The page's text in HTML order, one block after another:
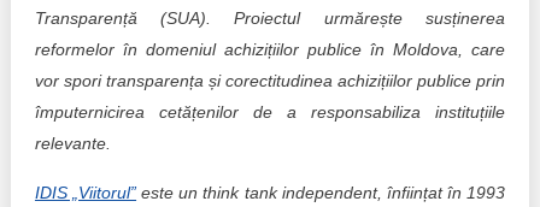
Transparență (SUA). Proiectul urmărește susținerea
reformelor în domeniul achizițiilor publice în Moldova, care
vor spori transparența și corectitudinea achizițiilor publice prin
împuternicirea cetățenilor de a responsabiliza instituțiile
relevante.
IDIS „Viitorul” este un think tank independent, înființat în 1993